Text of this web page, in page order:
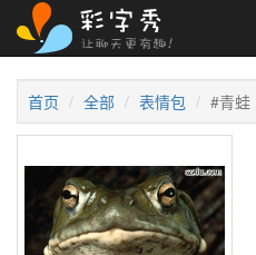
首页 全部 表情包 #青蛙